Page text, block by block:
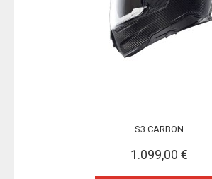
S3 CARBON
1.099,00 €